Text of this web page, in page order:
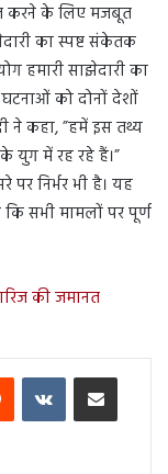
करने के लिए मजबूत
का स्पष्ट संकेतक
हमारी साझेदारी का
को दोनों देशों
ने कहा, ”हमें इस तथ्य
युग में रह रहे हैं।”
निर्भर भी है। यह
सभी मामलों पर पूर्ण
की जमानत
Reddit VKontakteShare via Email